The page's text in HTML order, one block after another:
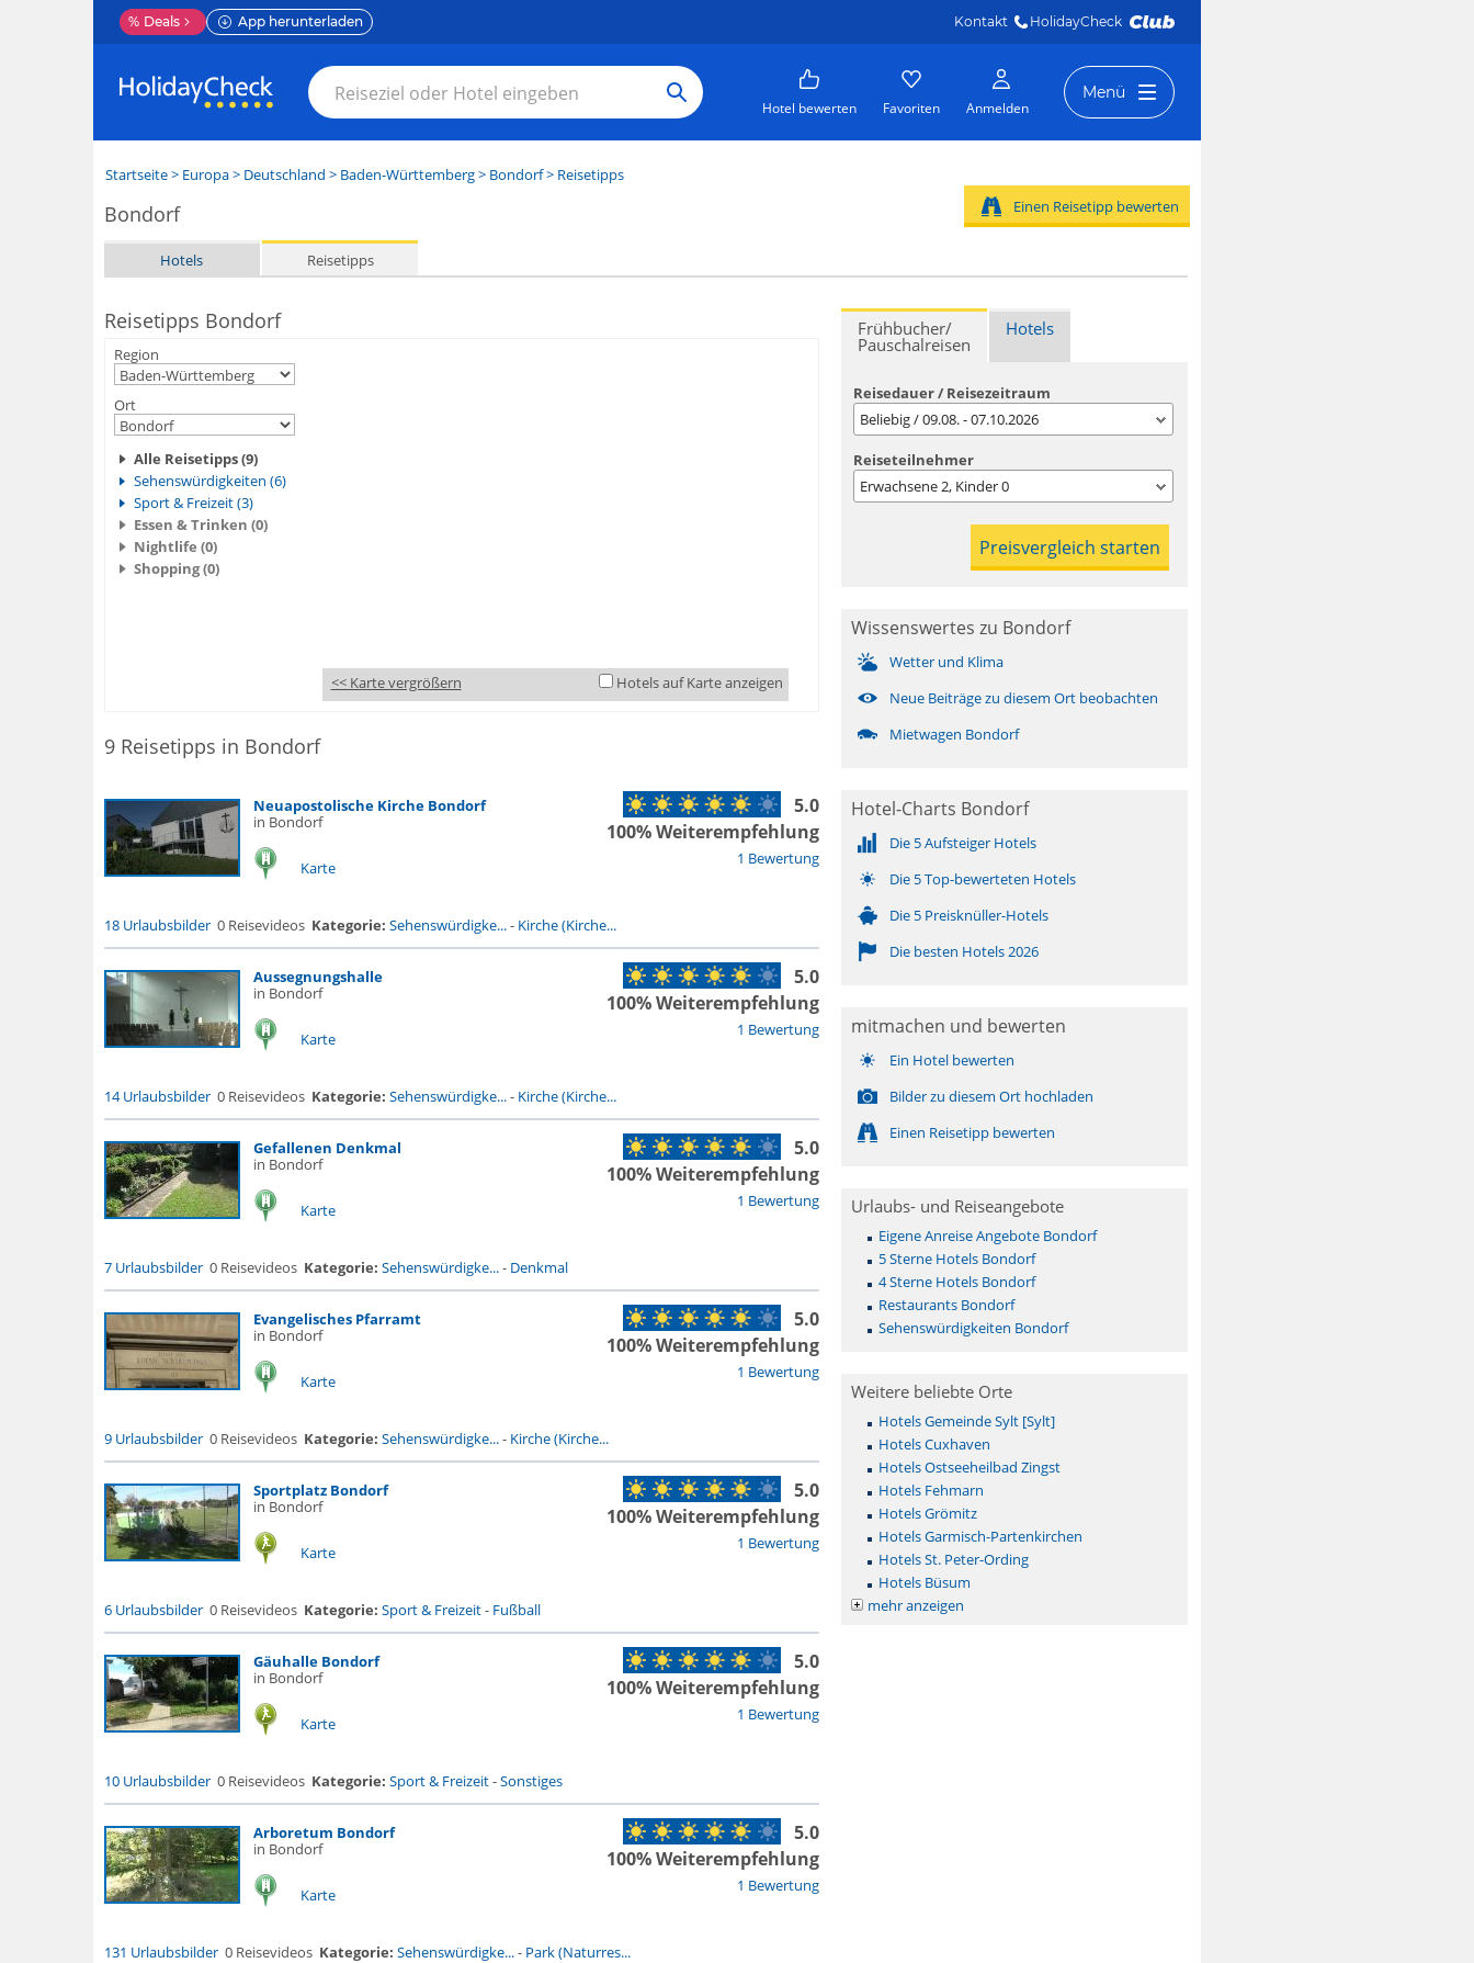
% Deals App herunterladen Kontakt HolidayCheck
Hotel bewerten Favoriten Anmelden
Menü
Startseite> Europa> Deutschland > Baden-Württemberg> Bondorf> Reisetipps
Bondorf
Hotels Reisetipps
Einen Reisetipp bewerten
Reisetipps Bondorf
Region
Ort
Alle Reisetipps (9)
Sehenswürdigkeiten (6)
Sport & Freizeit (3)
Essen & Trinken (0)
Nightlife (0)
Shopping (0)
<< Karte vergrößern Hotels auf Karte anzeigen
9 Reisetipps in Bondorf
Neuapostolische Kirche Bondorf
in Bondorf
Karte 1 Bewertung
5.0
100% Weiterempfehlung
18 Urlaubsbilder 0 Reisevideos Kategorie: Sehenswürdigke...- Kirche (Kirche...
Aussegnungshalle
in Bondorf
Karte 1 Bewertung
5.0
100% Weiterempfehlung
14 Urlaubsbilder 0 Reisevideos Kategorie: Sehenswürdigke...- Kirche (Kirche...
Gefallenen Denkmal
in Bondorf
Karte 1 Bewertung
5.0
100% Weiterempfehlung
7 Urlaubsbilder 0 Reisevideos Kategorie: Sehenswürdigke...- Denkmal
Evangelisches Pfarramt
in Bondorf
Karte 1 Bewertung
5.0
100% Weiterempfehlung
9 Urlaubsbilder 0 Reisevideos Kategorie: Sehenswürdigke...- Kirche (Kirche...
Sportplatz Bondorf
in Bondorf
Karte 1 Bewertung
5.0
100% Weiterempfehlung
6 Urlaubsbilder 0 Reisevideos Kategorie: Sport & Freizeit- Fußball
Gäuhalle Bondorf
in Bondorf
Karte 1 Bewertung
5.0
100% Weiterempfehlung
10 Urlaubsbilder 0 Reisevideos Kategorie: Sport & Freizeit-Sonstiges
Arboretum Bondorf
in Bondorf
Karte 1 Bewertung
5.0
100% Weiterempfehlung
131 Urlaubsbilder 0 Reisevideos Kategorie: Sehenswürdigke...- Park (Naturres...
Frühbucher/
Pauschalreisen
Hotels
Reisedauer / Reisezeitraum
Beliebig / 09.08. - 07.10.2026
Reiseteilnehmer
Erwachsene2, Kinder0
Wissenswertes zu Bondorf
Wetter und Klima
Neue Beiträge zu diesem Ort beobachten
Mietwagen Bondorf
Hotel-Charts Bondorf
Die 5 Aufsteiger Hotels
Die 5 Top-bewerteten Hotels
Die 5 Preisknüller-Hotels
Die besten Hotels 2026
mitmachen und bewerten
Ein Hotel bewerten
Bilder zu diesem Ort hochladen
Einen Reisetipp bewerten
Urlaubs- und Reiseangebote
Eigene Anreise Angebote Bondorf
5 Sterne Hotels Bondorf
4 Sterne Hotels Bondorf
Restaurants Bondorf
Sehenswürdigkeiten Bondorf
Weitere beliebte Orte
Hotels Gemeinde Sylt [Sylt]
Hotels Cuxhaven
Hotels Ostseeheilbad Zingst
Hotels Fehmarn
Hotels Grömitz
Hotels Garmisch-Partenkirchen
Hotels St. Peter-Ording
Hotels Büsum
mehr anzeigen